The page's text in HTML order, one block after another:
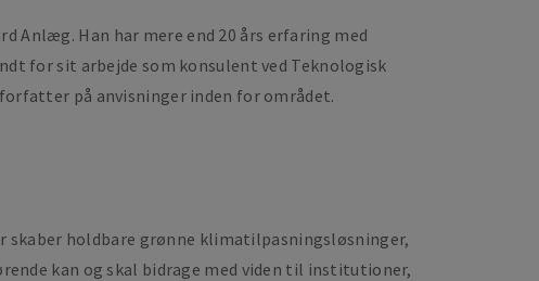
Anlæg. Han har mere end 20 års erfaring med
for sit arbejde som konsulent ved Teknologisk
på anvisninger inden for området.
holdbare grønne klimatilpasningsløsninger,
kan og skal bidrage med viden til institutioner,